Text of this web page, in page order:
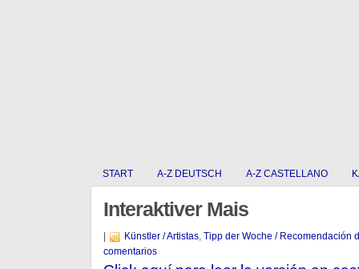
START A-Z DEUTSCH A-Z CASTELLANO
Interaktiver Mais
Künstler / Artistas, Tipp der Woche / Recomendación
comentarios